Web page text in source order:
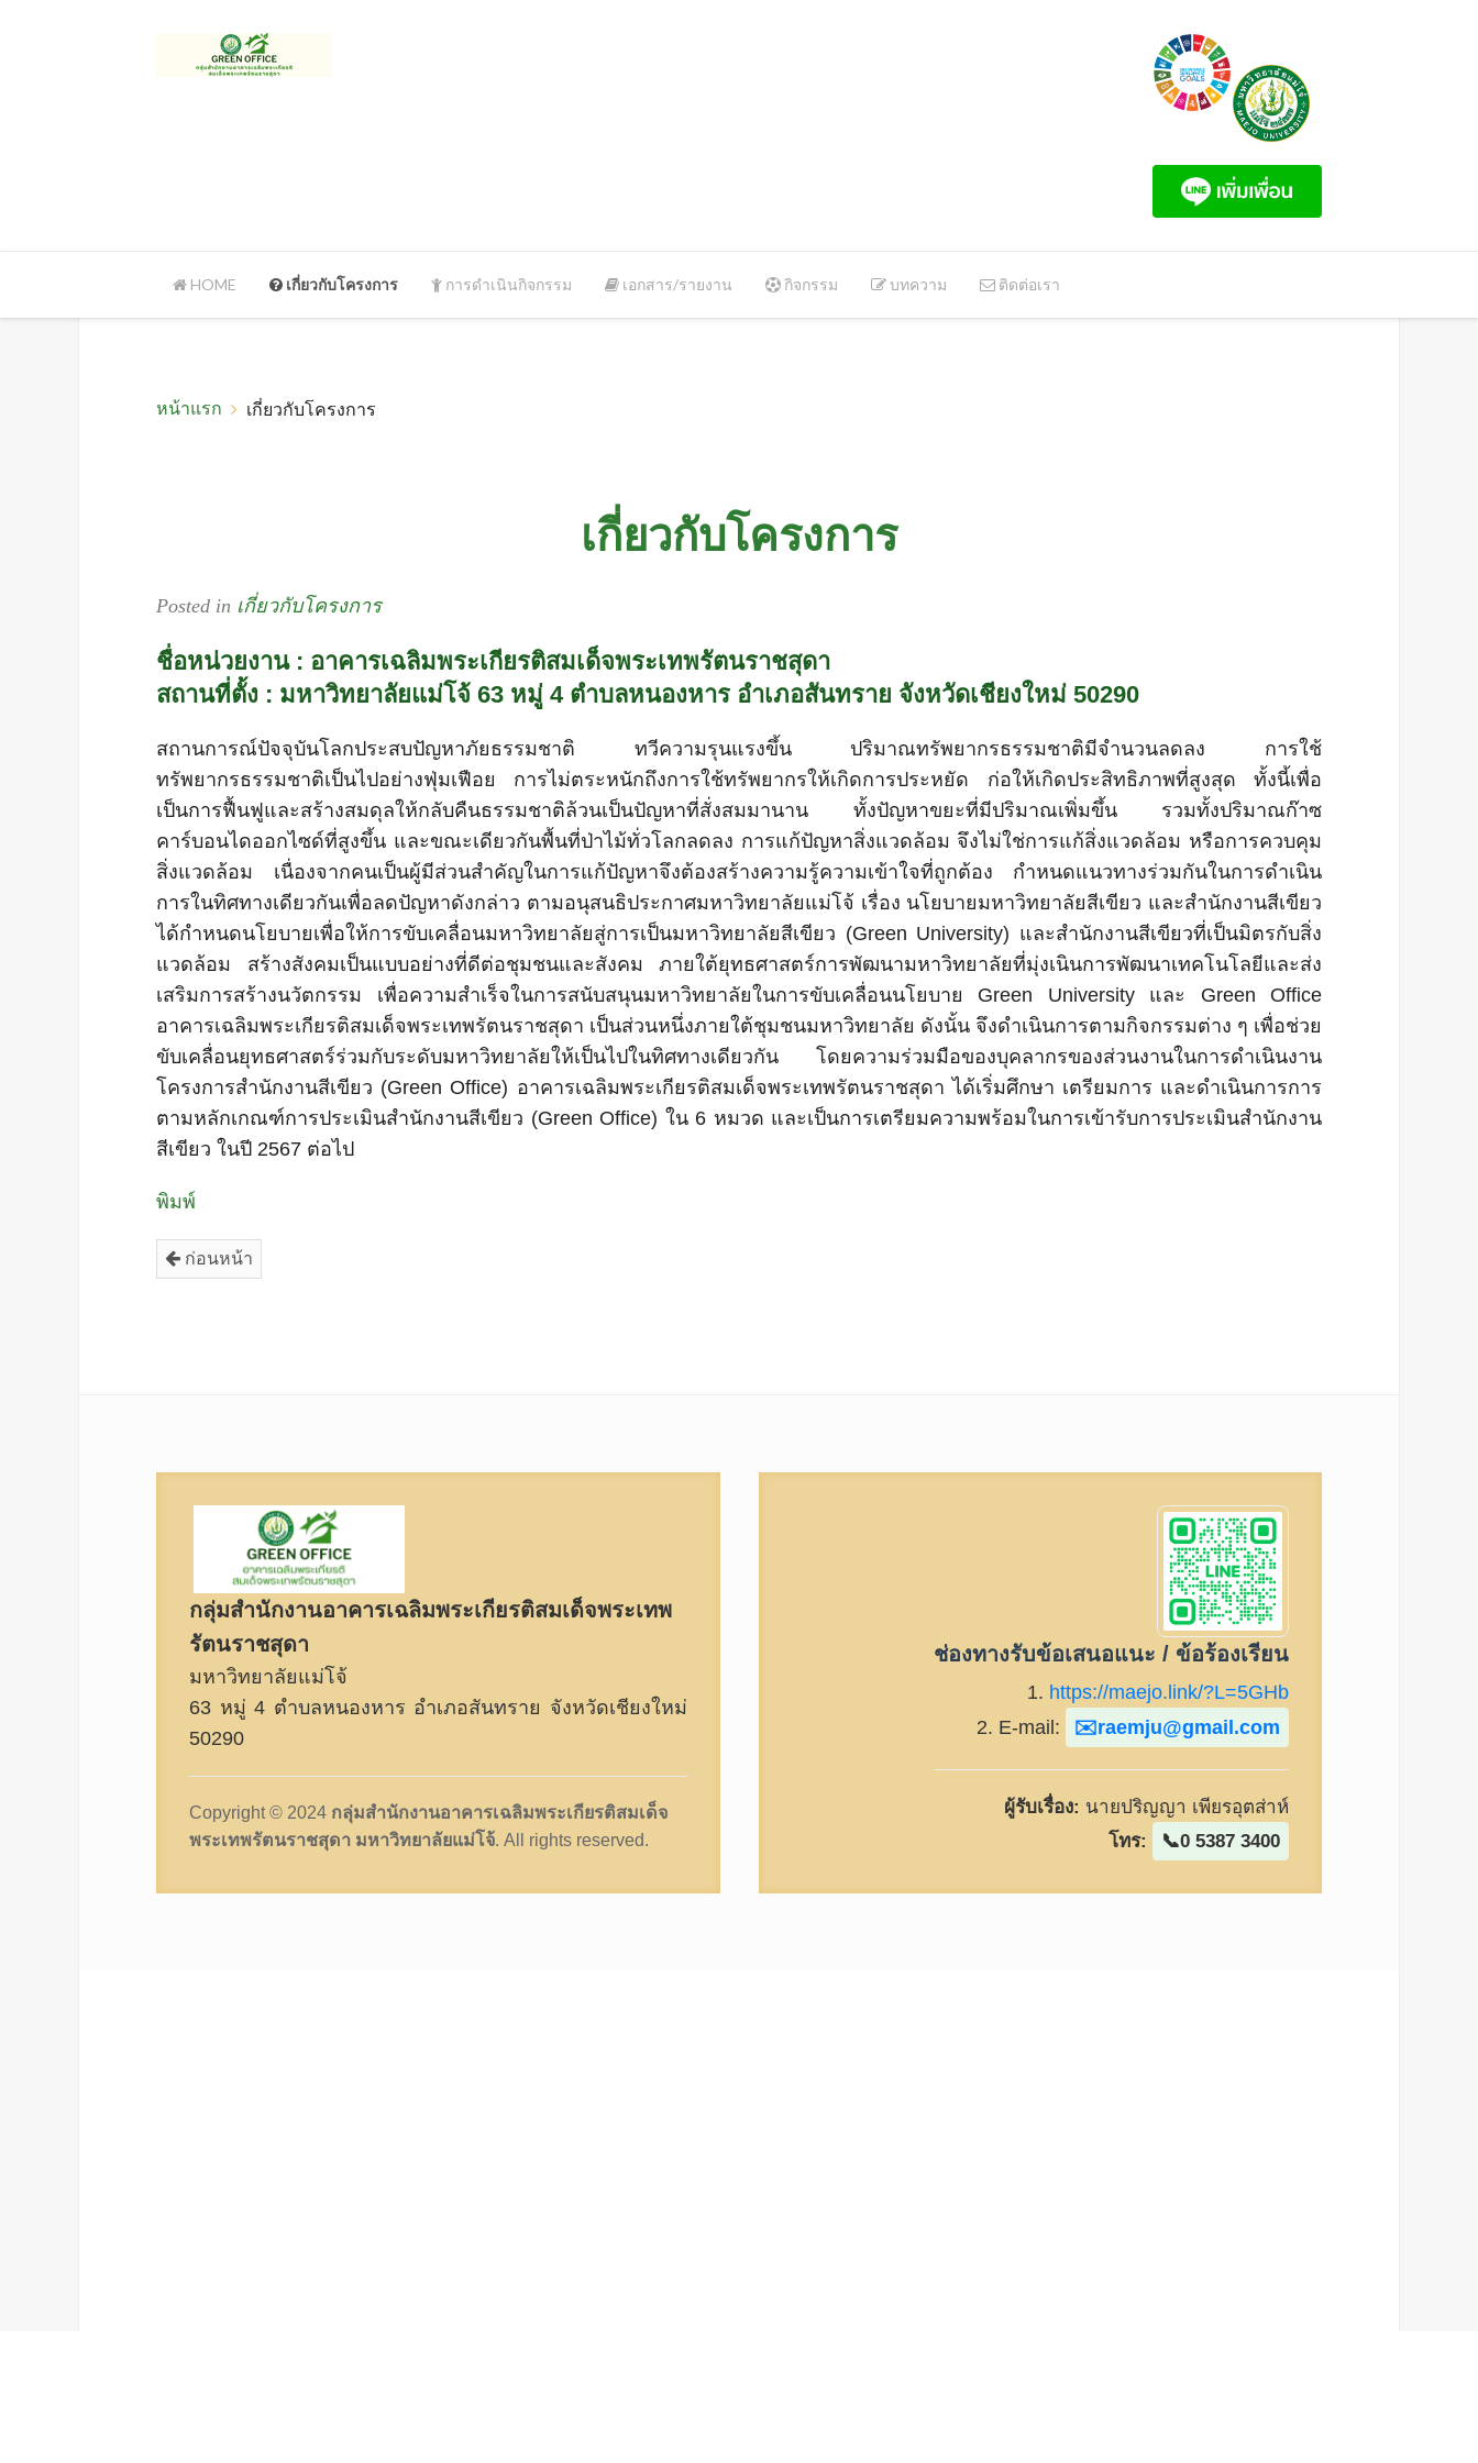
HOME เกี่ยวกับโครงการ การดำเนินกิจกรรม เอกสาร/รายงาน กิจกรรม บทความ ติดต่อเรา
หน้าแรก เกี่ยวกับโครงการ
เกี่ยวกับโครงการ
Posted in เกี่ยวกับโครงการ
ชื่อหน่วยงาน: อาคารเฉลิมพระเกียรติสมเด็จพระเทพรัตนราชสุดา
สถานที่ตั้ง : มหาวิทยาลัยแม่โจ้ 63 หมู่ 4 ตำบลหนองหาร อำเภอสันทราย จังหวัดเชียงใหม่ 50290
สถานการณ์ปัจจุบันโลกประสบปัญหาภัยธรรมชาติ ทวีความรุนแรงขึ้น ปริมาณทรัพยากรธรรมชาติมีจำนวนลดลง การใช้
ทรัพยากรธรรมชาติเป็นไปอย่างฟุ่มเฟือย การไม่ตระหนักถึงการใช้ทรัพยากรให้เกิดการประหยัด ก่อให้เกิดประสิทธิภาพที่สูงสุด ทั้งนี้เพื่อ
เป็นการฟื้นฟูและสร้างสมดุลให้กลับคืนธรรมชาติล้วนเป็นปัญหาที่สั่งสมมานาน ทั้งปัญหาขยะที่มีปริมาณเพิ่มขึ้น รวมทั้งปริมาณก๊าซ
คาร์บอนไดออกไซด์ที่สูงขึ้น และขณะเดียวกันพื้นที่ป่าไม้ทั่วโลกลดลง การแก้ปัญหาสิ่งแวดล้อม จึงไม่ใช่การแก้สิ่งแวดล้อม หรือการควบคุม
สิ่งแวดล้อม เนื่องจากคนเป็นผู้มีส่วนสำคัญในการแก้ปัญหาจึงต้องสร้างความรู้ความเข้าใจที่ถูกต้อง กำหนดแนวทางร่วมกันในการดำเนิน
การในทิศทางเดียวกันเพื่อลดปัญหาดังกล่าว ตามอนุสนธิประกาศมหาวิทยาลัยแม่โจ้ เรื่อง นโยบายมหาวิทยาลัยสีเขียว และสำนักงานสีเขียว
ได้กำหนดนโยบายเพื่อให้การขับเคลื่อนมหาวิทยาลัยสู่การเป็นมหาวิทยาลัยสีเขียว (Green University) และสำนักงานสีเขียวที่เป็นมิตรกับสิ่ง
แวดล้อม สร้างสังคมเป็นแบบอย่างที่ดีต่อชุมชนและสังคม ภายใต้ยุทธศาสตร์การพัฒนามหาวิทยาลัยที่มุ่งเนินการพัฒนาเทคโนโลยีและส่ง
เสริมการสร้างนวัตกรรม เพื่อความสำเร็จในการสนับสนุนมหาวิทยาลัยในการขับเคลื่อนนโยบาย Green University และ Green Office
อาคารเฉลิมพระเกียรติสมเด็จพระเทพรัตนราชสุดา เป็นส่วนหนึ่งภายใต้ชุมชนมหาวิทยาลัย ดังนั้น จึงดำเนินการตามกิจกรรมต่าง ๆ เพื่อช่วย
ขับเคลื่อนยุทธศาสตร์ร่วมกับระดับมหาวิทยาลัยให้เป็นไปในทิศทางเดียวกัน โดยความร่วมมือของบุคลากรของส่วนงานในการดำเนินงาน
โครงการสำนักงานสีเขียว (Green Office) อาคารเฉลิมพระเกียรติสมเด็จพระเทพรัตนราชสุดา ได้เริ่มศึกษา เตรียมการ และดำเนินการการ
ตามหลักเกณฑ์การประเมินสำนักงานสีเขียว (Green Office) ใน 6 หมวด และเป็นการเตรียมความพร้อมในการเข้ารับการประเมินสำนักงาน
สีเขียว ในปี 2567 ต่อไป
พิมพ์
ก่อนหน้า
กลุ่มสำนักงานอาคารเฉลิมพระเกียรติสมเด็จพระเทพ
รัตนราชสุดา
มหาวิทยาลัยแม่โจ้
63 หมู่ 4 ตำบลหนองหาร อำเภอสันทราย จังหวัดเชียงใหม่
50290
Copyright © 2024 กลุ่มสำนักงานอาคารเฉลิมพระเกียรติสมเด็จ
พระเทพรัตนราชสุดา มหาวิทยาลัยแม่โจ้. All rights reserved.
ช่องทางรับข้อเสนอแนะ / ข้อร้องเรียน
1. https://maejo.link/?L=5GHb
2. E-mail:
raemju@gmail.com
ผู้รับเรื่อง: นายปริญญา เพียรอุตส่าห์
โทร:
0 5387 3400